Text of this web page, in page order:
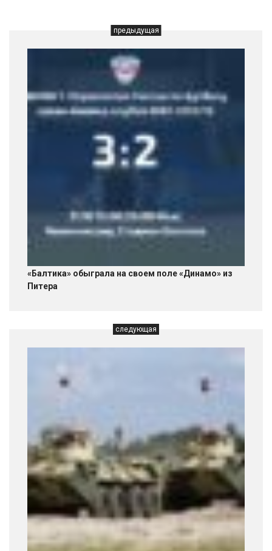
предыдущая
«Балтика» обыграла на своем поле «Динамо» из
Питера
следующая